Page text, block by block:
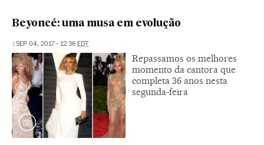
Beyoncé: uma musa em evolução
| SEP 04, 2017 - 12:36 EDT
Repassamos os melhores
momento da cantora que
completa 36 anos nesta
segunda-feira